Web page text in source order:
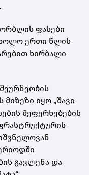
ფასები
ხოლო ერთი წლის
ხირბალი
მიზეზი იყო „შავი
შეფერხებების
გავლენა და